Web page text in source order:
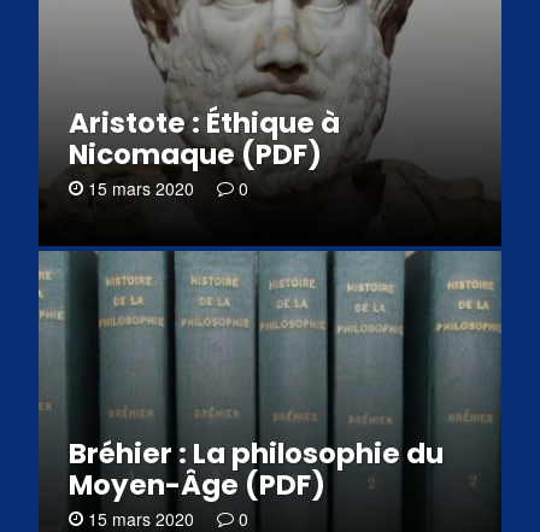
Aristote : Éthique à
Nicomaque (PDF)
15 mars 2020 0
Bréhier : La philosophie du
Moyen-Âge (PDF)
15 mars 2020 0